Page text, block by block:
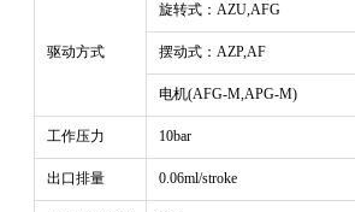
驱动方式
旋转式：AZU,AFG
摆动式：AZP,AF
电机(AFG-M,APG-M)
工作压力 10bar
出口排量 0.06ml/stroke